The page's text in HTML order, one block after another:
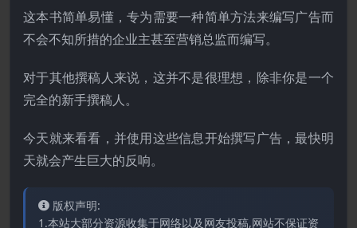
这本书简单易懂，专为需要一种简单方法来编写广告而
不会不知所措的企业主甚至营销总监而编写。
对于其他撰稿人来说，这并不是很理想，除非你是一个
完全的新手撰稿人。
今天就来看看，并使用这些信息开始撰写广告，最快明
天就会产生巨大的反响。
版权声明:
1.本站大部分资源收集于网络以及网友投稿,网站不保证资